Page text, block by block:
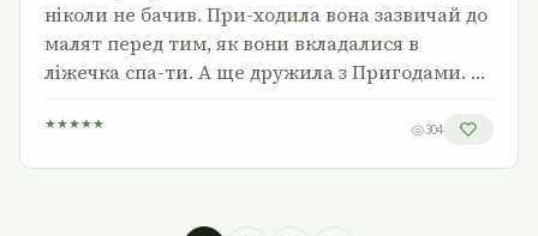
ніколи не бачив. При-ходила вона зазвичай до
малят перед тим, як вони вкладалися в
ліжечка спа-ти. А ще дружила з Пригодами. …
★★★★★ 304